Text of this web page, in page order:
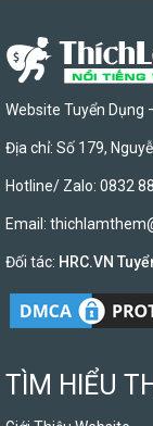
Website Tuyển Dụng
Địa chỉ: Số 179,
Hotline/ Zalo: 0832
Email:
Đối tác: HRC.VN
TÌM HIỂU